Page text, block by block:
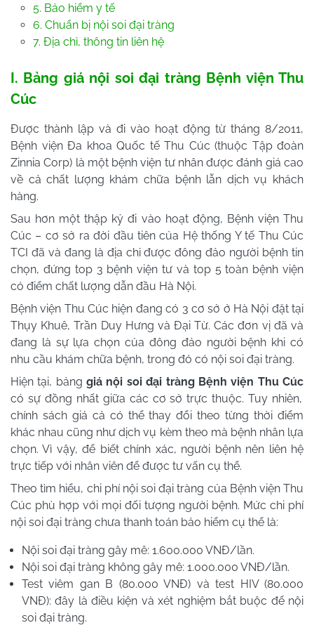
5. Bảo hiểm y tế
6. Chuẩn bị nội soi đại tràng
7. Địa chỉ, thông tin liên hệ
I. Bảng giá nội soi đại tràng Bệnh viện Thu
Cúc
Được thành lập và đi vào hoạt động từ tháng 8/2011,
Bệnh viện Đa khoa Quốc tế Thu Cúc (thuộc Tập đoàn
Zinnia Corp) là một bệnh viện tư nhân được đánh giá cao
về cả chất lượng khám chữa bệnh lẫn dịch vụ khách
hàng.
Sau hơn một thập kỷ đi vào hoạt động, Bệnh viện Thu
Cúc – cơ sở ra đời đầu tiên của Hệ thống Y tế Thu Cúc
TCI đã và đang là địa chỉ được đông đảo người bệnh tin
chọn, đứng top 3 bệnh viện tư và top 5 toàn bệnh viện
có điểm chất lượng dẫn đầu Hà Nội.
Bệnh viện Thu Cúc hiện đang có 3 cơ sở ở Hà Nội đặt tại
Thụy Khuê, Trần Duy Hưng và Đại Từ. Các đơn vị đã và
đang là sự lựa chọn của đông đảo người bệnh khi có
nhu cầu khám chữa bệnh, trong đó có nội soi đại tràng.
Hiện tại, bảnggiá nội soi đại tràng Bệnh viện Thu Cúc
có sự đồng nhất giữa các cơ sở trực thuộc. Tuy nhiên,
chính sách giá cả có thể thay đổi theo từng thời điểm
khác nhau cũng như dịch vụ kèm theo mà bệnh nhân lựa
chọn. Vì vậy, để biết chính xác, người bệnh nên liên hệ
trực tiếp với nhân viên để được tư vấn cụ thể.
Theo tìm hiểu, chi phí nội soi đại tràng của Bệnh viện Thu
Cúc phù hợp với mọi đối tượng người bệnh. Mức chi phí
nội soi đại tràng chưa thanh toán bảo hiểm cụ thể là:
Nội soi đại tràng gây mê: 1.600.000 VNĐ/lần.
Nội soi đại tràng không gây mê: 1.000.000 VNĐ/lần.
Test viêm gan B (80.000 VNĐ) và test HIV (80.000
VNĐ): đây là điều kiện và xét nghiệm bắt buộc để nội
soi đại tràng.